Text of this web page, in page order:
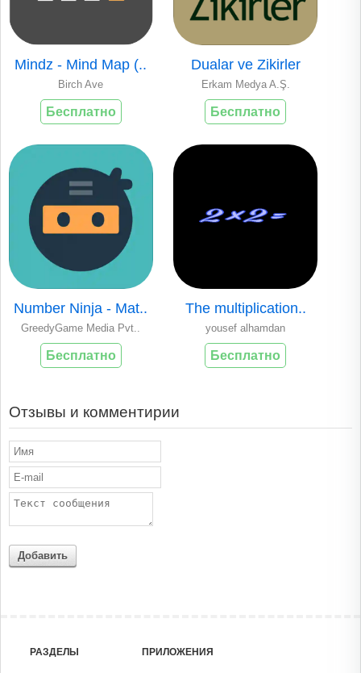
Mindz - Mind Map (..
Birch Ave
Бесплатно
Dualar ve Zikirler
Erkam Medya A.Ş.
Бесплатно
Number Ninja - Mat..
GreedyGame Media Pvt..
Бесплатно
The multiplication..
yousef alhamdan
Бесплатно
Отзывы и комментирии
Добавить
РАЗДЕЛЫ ПРИЛОЖЕНИЯ